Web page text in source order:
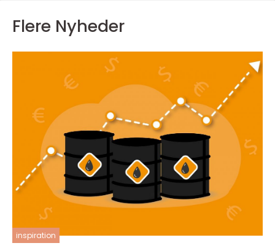
Flere Nyheder
inspiration